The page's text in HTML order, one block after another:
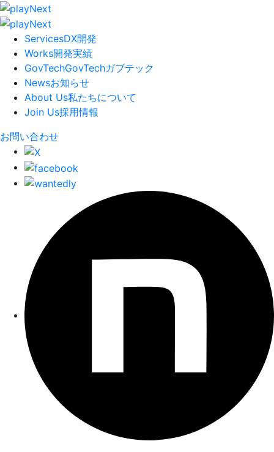
ServicesDX開発
Works開発実績
GovTechGovTechガブテック
Newsお知らせ
About Us私たちについて
Join Us採用情報
お問い合わせ